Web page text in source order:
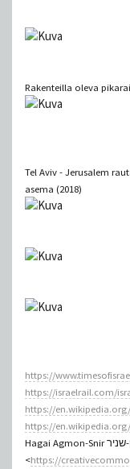
Rakenteilla oleva
Tel Aviv - Jerusalem
asema (2018)
https://
https://israelrail.com/
https://
https://
Hagai Agmon-Snir حچاي اچمون-سنير חגי אגמון-שניר, CC BY-SA 4.0
<https://